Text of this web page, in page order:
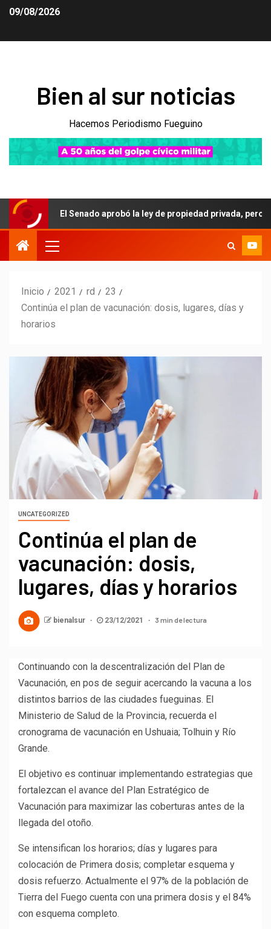
09/08/2026
Bien al sur noticias
Hacemos Periodismo Fueguino
El Senado aprobó la ley de propiedad privada, pero el
Inicio 2021 rd
23
Continúa el plan de vacunación: dosis, lugares, días y
horarios
UNCATEGORIZED
Continúa el plan de
vacunación: dosis,
lugares, días y horarios
bienalsur 23/12/2021 3 min de lectura
Continuando con la descentralización del Plan de
Vacunación, en pos de seguir acercando la vacuna a los
distintos barrios de las ciudades fueguinas. El
Ministerio de Salud de la Provincia, recuerda el
cronograma de vacunación en Ushuaia; Tolhuin y Río
Grande.
El objetivo es continuar implementando estrategias que
fortalezcan el avance del Plan Estratégico de
Vacunación para maximizar las coberturas antes de la
llegada del otoño.
Se intensifican los horarios; días y lugares para
colocación de Primera dosis; completar esquema y
dosis refuerzo. Actualmente el 97% de la población de
Tierra del Fuego cuenta con una primera dosis y el 84%
con esquema completo.